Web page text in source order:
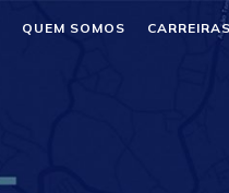
QUEM SOMOS CARREIRAS